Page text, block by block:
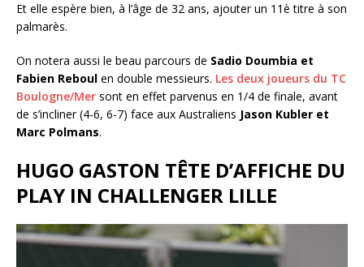
Et elle espère bien, à l’âge de 32 ans, ajouter un 11è titre à son
palmarès.
On notera aussi le beau parcours de Sadio Doumbia et
Fabien Reboul en double messieurs. Les deux joueurs du TC
Boulogne/Mer sont en effet parvenus en 1/4 de finale, avant
de s’incliner (4-6, 6-7) face aux Australiens Jason Kubler et
Marc Polmans.
HUGO GASTON TÊTE D’AFFICHE DU
PLAY IN CHALLENGER LILLE